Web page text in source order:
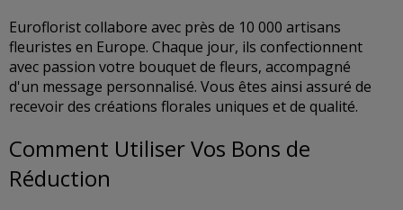
Euroflorist collabore avec près de 10 000 artisans
fleuristes en Europe. Chaque jour, ils confectionnent
avec passion votre bouquet de fleurs, accompagné
d'un message personnalisé. Vous êtes ainsi assuré de
recevoir des créations florales uniques et de qualité.
Comment Utiliser Vos Bons de
Réduction